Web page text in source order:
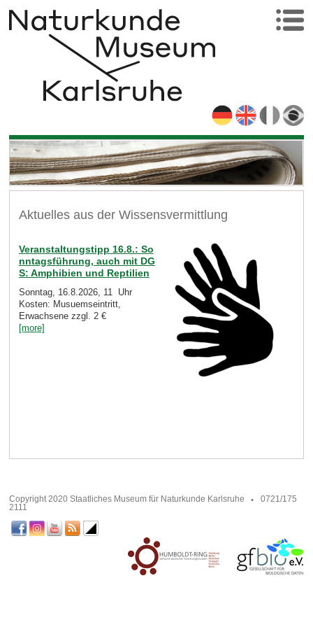
Aktuelles aus der Wissensvermittlung
Veranstaltungstipp 16.8.: So
nntagsführung, auch mit DG
S: Amphibien und Reptilien
Sonntag, 16.8.2026, 11 Uhr
Kosten: Musuemseintritt,
Erwachsene zzgl. 2 €
[more]
Copyright 2020 Staatliches Museum für Naturkunde Karlsruhe
0721/175
2111